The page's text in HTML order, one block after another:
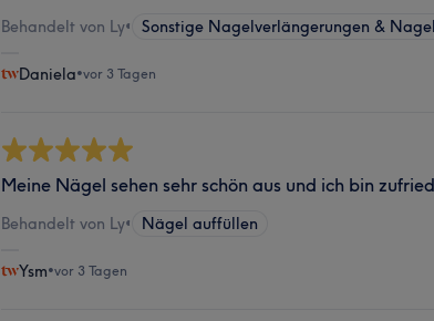
Behandelt von Ly• Sonstige Nagelverlängerungen &
Daniela•vor 3 Tagen
Meine Nägel sehen sehr schön aus und ich bin
Behandelt von Ly• Nägel auffüllen
Ysm•vor 3 Tagen